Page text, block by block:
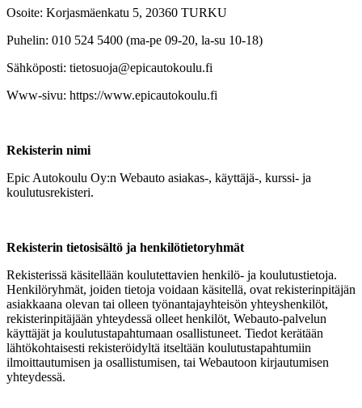
Osoite: Korjasmäenkatu 5, 20360 TURKU
Puhelin: 010 524 5400 (ma-pe 09-20, la-su 10-18)
Sähköposti: tietosuoja@epicautokoulu.fi
Www-sivu: https://www.epicautokoulu.fi
Rekisterin nimi
Epic Autokoulu Oy:n Webauto asiakas-, käyttäjä-, kurssi- ja
koulutusrekisteri.
Rekisterin tietosisältö ja henkilötietoryhmät
Rekisterissä käsitellään koulutettavien henkilö- ja koulutustietoja.
Henkilöryhmät, joiden tietoja voidaan käsitellä, ovat rekisterinpitäjän
asiakkaana olevan tai olleen työnantajayhteisön yhteyshenkilöt,
rekisterinpitäjään yhteydessä olleet henkilöt, Webauto-palvelun
käyttäjät ja koulutustapahtumaan osallistuneet. Tiedot kerätään
lähtökohtaisesti rekisteröidyltä itseltään koulutustapahtumiin
ilmoittautumisen ja osallistumisen, tai Webautoon kirjautumisen
yhteydessä.